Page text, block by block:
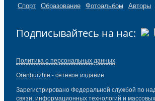
Спорт Образование Фотоальбом Авторы
Подписывайтесь на нас:
Политика о персональных данных
Orenburzhie - сетевое издание
Зарегистрировано Федеральной службой по
связи, информационных технологий и